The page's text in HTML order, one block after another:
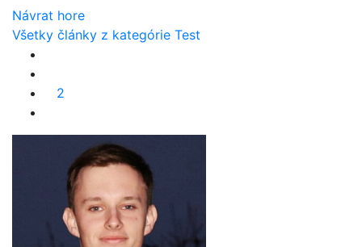
Návrat hore
Všetky články z kategórie Test
2